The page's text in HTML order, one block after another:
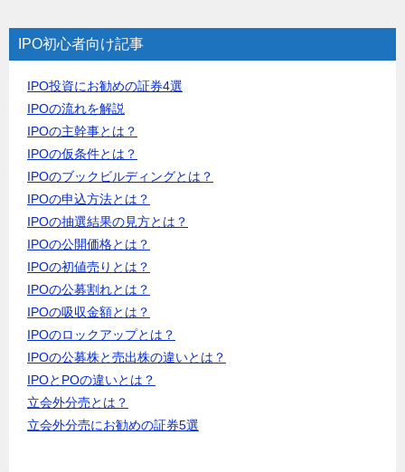
IPO初心者向け記事
IPO投資にお勧めの証券4選
IPOの流れを解説
IPOの主幹事とは？
IPOの仮条件とは？
IPOのブックビルディングとは？
IPOの申込方法とは？
IPOの抽選結果の見方とは？
IPOの公開価格とは？
IPOの初値売りとは？
IPOの公募割れとは？
IPOの吸収金額とは？
IPOのロックアップとは？
IPOの公募株と売出株の違いとは？
IPOとPOの違いとは？
立会外分売とは？
立会外分売にお勧めの証券5選